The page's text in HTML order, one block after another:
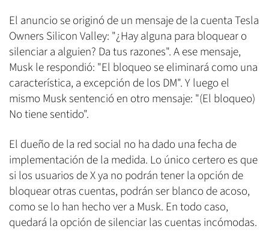
El anuncio se originó de un mensaje de la cuenta Tesla
Owners Silicon Valley: "¿Hay alguna para bloquear o
silenciar a alguien? Da tus razones". A ese mensaje,
Musk le respondió: "El bloqueo se eliminará como una
característica, a excepción de los DM". Y luego el
mismo Musk sentenció en otro mensaje: "(El bloqueo)
No tiene sentido".
El dueño de la red social no ha dado una fecha de
implementación de la medida. Lo único certero es que
si los usuarios de X ya no podrán tener la opción de
bloquear otras cuentas, podrán ser blanco de acoso,
como se lo han hecho ver a Musk. En todo caso,
quedará la opción de silenciar las cuentas incómodas.